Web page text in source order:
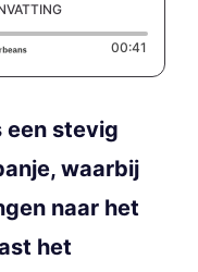
00:41
een stevig
waarbij
naar het
het